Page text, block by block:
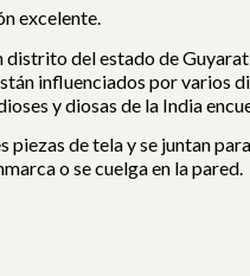
excelente.
del estado de
influenciados por
y diosas de la India
de tela y se juntan
o se cuelga en la pared.